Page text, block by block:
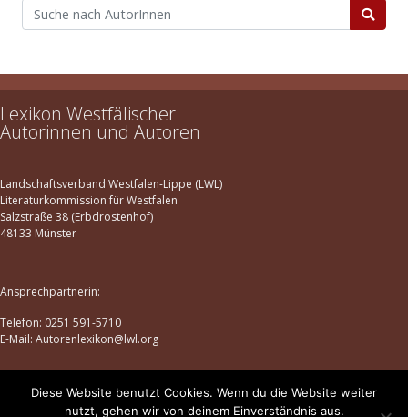
Lexikon Westfälischer
Autorinnen und Autoren
Landschaftsverband Westfalen-Lippe (LWL)
Literaturkommission für Westfalen
Salzstraße 38 (Erbdrostenhof)
48133 Münster
Ansprechpartnerin:
Telefon: 0251 591-5710
E-Mail: Autorenlexikon@lwl.org
Datenschutz |Impressum
Diese Website benutzt Cookies. Wenn du die Website weiter
nutzt, gehen wir von deinem Einverständnis aus.